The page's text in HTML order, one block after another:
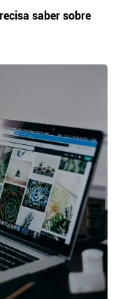
saber sobre